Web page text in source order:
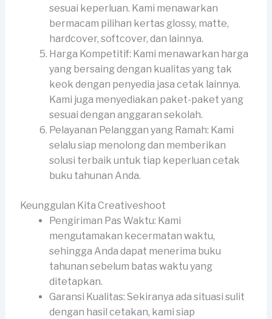
sesuai keperluan. Kami menawarkan
bermacam pilihan kertas glossy, matte,
hardcover, softcover, dan lainnya.
Harga Kompetitif: Kami menawarkan harga
yang bersaing dengan kualitas yang tak
keok dengan penyedia jasa cetak lainnya.
Kami juga menyediakan paket-paket yang
sesuai dengan anggaran sekolah.
Pelayanan Pelanggan yang Ramah: Kami
selalu siap menolong dan memberikan
solusi terbaik untuk tiap keperluan cetak
buku tahunan Anda.
Keunggulan Kita Creativeshoot
Pengiriman Pas Waktu: Kami
mengutamakan kecermatan waktu,
sehingga Anda dapat menerima buku
tahunan sebelum batas waktu yang
ditetapkan.
Garansi Kualitas: Sekiranya ada situasi sulit
dengan hasil cetakan, kami siap